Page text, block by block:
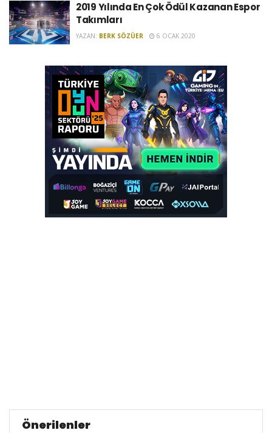
2019 Yılında En Çok Ödül Kazanan Espor
Takımları
YAZAN: BERK SÖZÜER 6 OCAK 2020
Önerilenler